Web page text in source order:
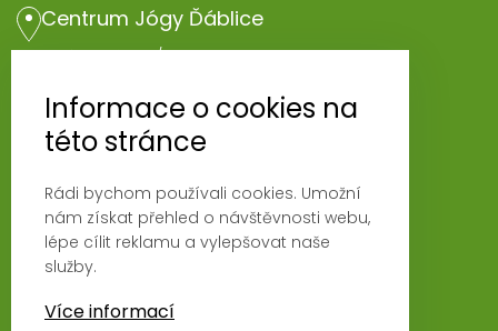
Centrum Jógy Ďáblice
Hořínecká 962/1
Rozvrh
Novinky
Fyzio klinika Magna Vita
Podmínky používání
Ochrana osobních údajů
Informace o cookies na
této stránce
Rádi bychom používali cookies. Umožní
nám získat přehled o návštěvnosti webu,
lépe cílit reklamu a vylepšovat naše
služby.
Více informací